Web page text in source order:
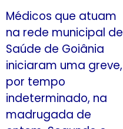
Médicos que atuam
na rede municipal de
Saúde de Goiânia
iniciaram uma greve,
por tempo
indeterminado, na
madrugada de